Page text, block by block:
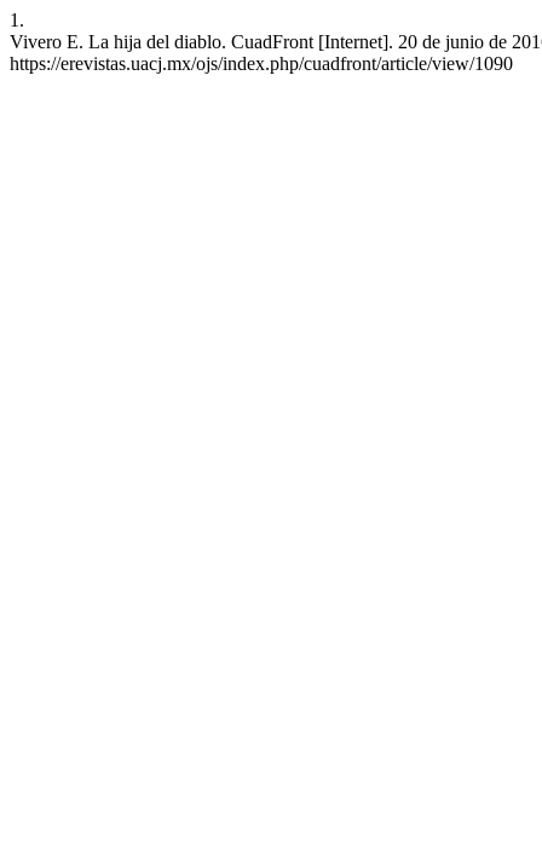
1.
Vivero E. La hija del diablo. CuadFront [Internet]. 20 de junio de
https://erevistas.uacj.mx/ojs/index.php/cuadfront/article/view/1090